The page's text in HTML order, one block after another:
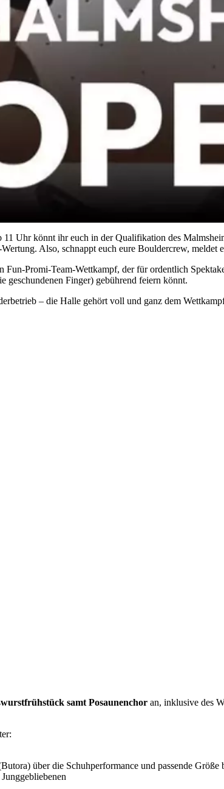
Uhr könnt ihr euch in der Qualifikation des
Also, schnappt euch eure Bouldercrew, meldet
Promi-Team-Wettkampf, der für ordentlich
geschundenen Finger) gebührend feiern könnt.
– die Halle gehört voll und ganz dem
samt Posaunenchor an, inklusive des
über die Schuhperformance und passende Größe